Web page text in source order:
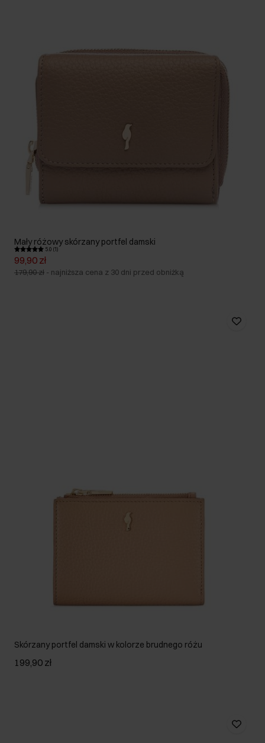
Mały różowy skórzany portfel damski
5.0 (1)
99,90 zł
179,90 zł - najniższa cena z 30 dni przed obniżką
Skórzany portfel damski w kolorze brudnego różu
199,90 zł